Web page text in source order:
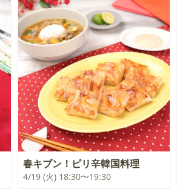
春キブン！ピリ辛韓国料理
4/19 (火) 18:30〜19:30